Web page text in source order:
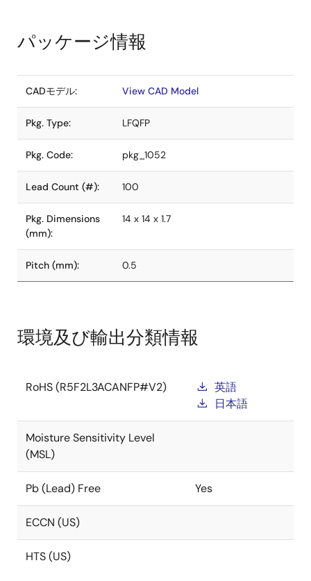
パッケージ情報
CADモデル: View CAD Model
Pkg. Type: LFQFP
Pkg. Code: pkg_1052
Lead Count (#): 100
Pkg. Dimensions
(mm):
14 x 14 x 1.7
Pitch (mm): 0.5
環境及び輸出分類情報
RoHS (R5F2L3ACANFP#V2)
英語
日本語
Moisture Sensitivity Level
(MSL)
Pb (Lead) Free Yes
ECCN (US)
HTS (US)